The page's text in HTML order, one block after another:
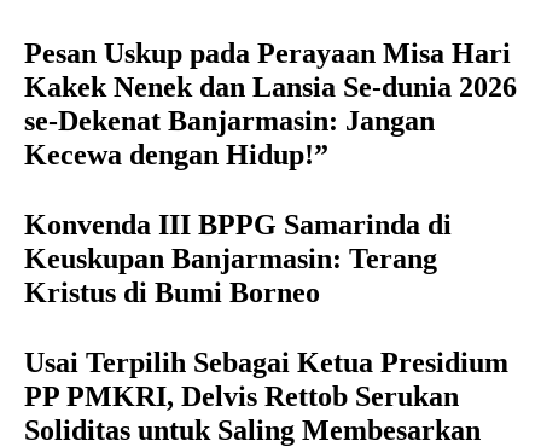
Pesan Uskup pada Perayaan Misa Hari
Kakek Nenek dan Lansia Se-dunia 2026
se-Dekenat Banjarmasin: Jangan
Kecewa dengan Hidup!”
Konvenda III BPPG Samarinda di
Keuskupan Banjarmasin: Terang
Kristus di Bumi Borneo
Usai Terpilih Sebagai Ketua Presidium
PP PMKRI, Delvis Rettob Serukan
Soliditas untuk Saling Membesarkan